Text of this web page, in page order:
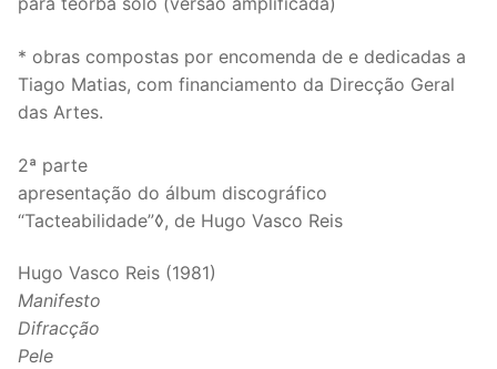
* obras compostas por encomenda de e dedicadas a
Tiago Matias, com financiamento da Direcção Geral
das Artes.
2ª parte
apresentação do álbum discográfico
“Tacteabilidade”◊, de Hugo Vasco Reis
Hugo Vasco Reis (1981)
Manifesto
Difracção
Pele